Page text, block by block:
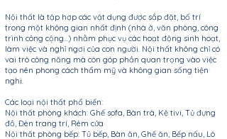
Nội thất là tập hợp các vật dụng được sắp đặt, bố trí
trong một không gian nhất định (nhà ở, văn phòng, công
trình công cộng...) nhằm phục vụ các hoạt động sinh hoạt,
làm việc và nghỉ ngơi của con người. Nội thất không chỉ có
vai trò công năng mà còn góp phần quan trọng vào việc
tạo nên phong cách thẩm mỹ và không gian sống tiện
nghi.
Các loại nội thất phổ biến:
Nội thất phòng khách: Ghế sofa, Bàn trà, Kệ tivi, Tủ đựng
đồ, Đèn trang trí, Rèm cửa
Nội thất phòng bếp: Tủ bếp, Bàn ăn, Ghế ăn, Bếp nấu, Lò